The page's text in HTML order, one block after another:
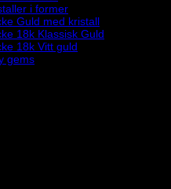
i former
Guld med kristall
18k Klassisk Guld
18k Vitt guld
gems